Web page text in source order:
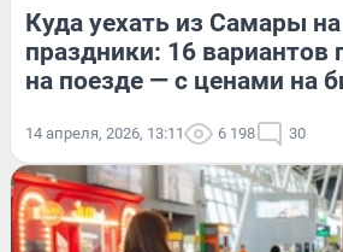
Куда уехать из Самары
праздники: 16 вариантов
на поезде — с ценами на
14 апреля, 2026, 13:11 6 198 30